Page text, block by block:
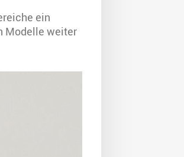
ein
Modelle weiter